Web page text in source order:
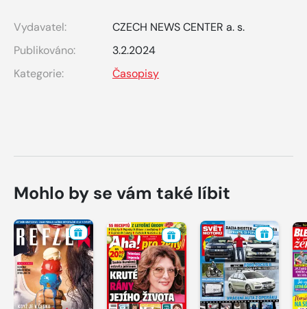
Vydavatel:
CZECH NEWS CENTER a. s.
Publikováno:
3.2.2024
Kategorie:
Časopisy
Mohlo by se vám také líbit